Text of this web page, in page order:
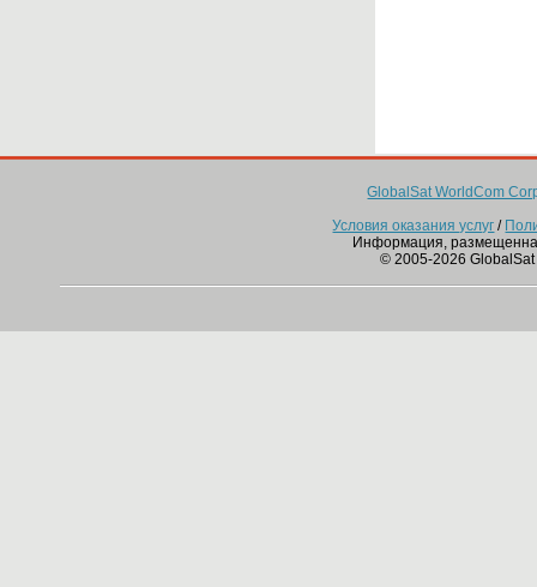
GlobalSat WorldCom
Условия оказания услуг /
Информация,
© 2005-2026